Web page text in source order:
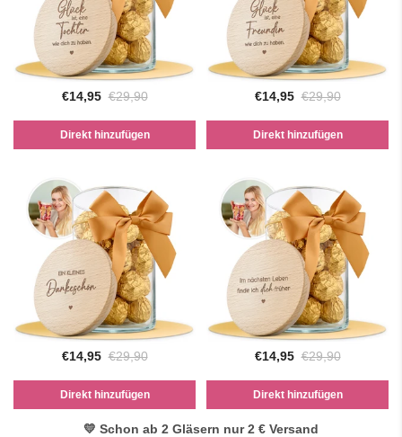
€14,95 €29,90
Direkt hinzufügen
€14,95 €29,90
Direkt hinzufügen
€14,95 €29,90
Direkt hinzufügen
€14,95 €29,90
Direkt hinzufügen
💛 Schon ab 2 Gläsern nur 2 € Versand